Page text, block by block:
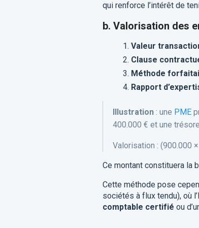
qui renforce l’intérêt de
b. Valorisation des
Valeur
Clause
Méthode
Rapport
Illustration: une PME
400.000 € et une
Valorisation : (900.000
Ce montant constituera la
Cette méthode pose
sociétés à flux tendu), où
comptable certifié ou